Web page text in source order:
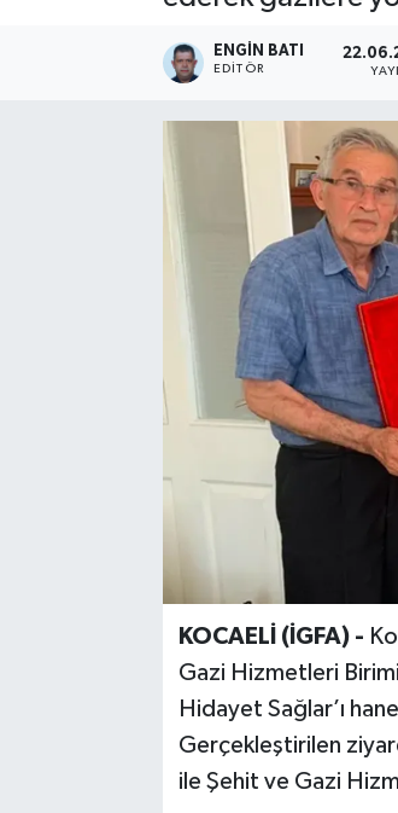
ENGIN BATI
EDITÖR
KOCAELİ (İGFA) -
Gazi Hizmetleri
Hidayet Sağlar’ı
Gerçekleştirilen
ile Şehit ve Gazi